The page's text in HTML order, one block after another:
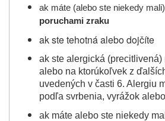
ak máte (alebo ste niekedy mali)
poruchami zraku
ak ste tehotná alebo dojčíte
ak ste alergická
alebo na ktorúkoľvek z
uvedených v časti 6. Alergiu
podľa svrbenia, vyrážok
ak máte alebo ste niekedy